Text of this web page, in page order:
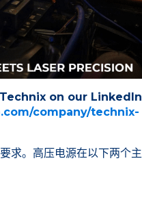
on our LinkedIn
company/technix-
求。高压电源在以下两个主